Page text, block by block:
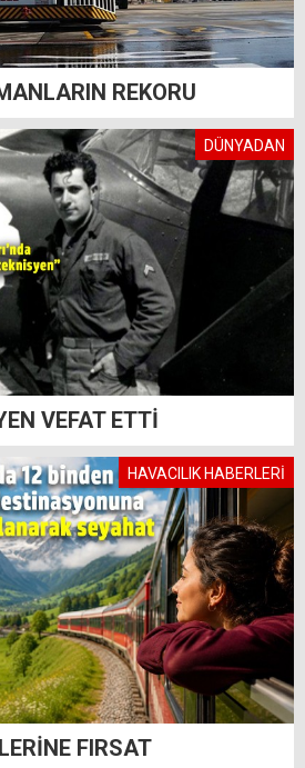
REKORU
DÜNYADAN
VEFAT ETTİ
HAVACILIK HABERLERİ
FIRSAT